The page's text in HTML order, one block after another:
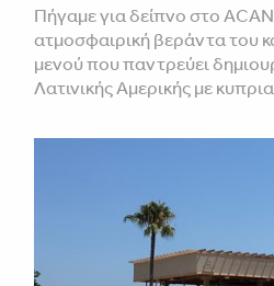
Πήγαμε για δείπνο στο
ατμοσφαιρική βεράντα του
μενού που παντρεύει
Λατινικής Αμερικής με